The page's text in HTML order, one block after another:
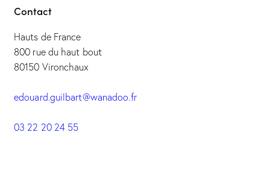
Contact
Hauts de France
800 rue du haut bout
80150 Vironchaux
edouard.guilbart@wanadoo.fr
03 22 20 24 55